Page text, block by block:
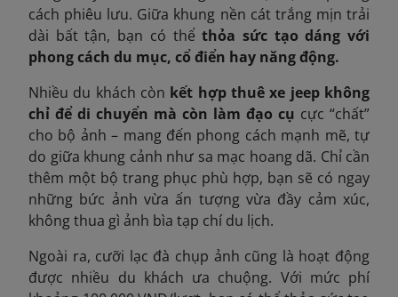
cách phiêu lưu. Giữa khung nền cát trắng mịn trải
dài bất tận, bạn có thểthỏa sức tạo dáng với
phong cách du mục, cổ điển hay năng động.
Nhiều du khách còn kết hợp thuê xe jeep không
chỉ để di chuyển mà còn làm đạo cụ cực “chất”
cho bộ ảnh – mang đến phong cách mạnh mẽ, tự
do giữa khung cảnh như sa mạc hoang dã. Chỉ cần
thêm một bộ trang phục phù hợp, bạn sẽ có ngay
những bức ảnh vừa ấn tượng vừa đầy cảm xúc,
không thua gì ảnh bìa tạp chí du lịch.
Ngoài ra, cưỡi lạc đà chụp ảnh cũng là hoạt động
được nhiều du khách ưa chuộng. Với mức phí